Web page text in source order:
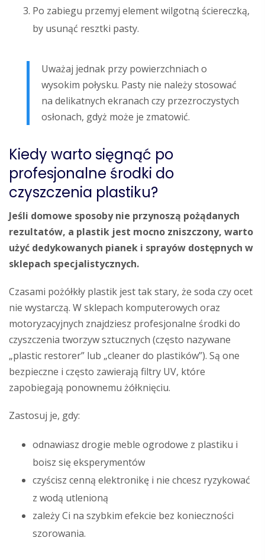
Po zabiegu przemyj element wilgotną ściereczką,
by usunąć resztki pasty.
Uważaj jednak przy powierzchniach o
wysokim połysku. Pasty nie należy stosować
na delikatnych ekranach czy przezroczystych
osłonach, gdyż może je zmatowić.
Kiedy warto sięgnąć po
profesjonalne środki do
czyszczenia plastiku?
Jeśli domowe sposoby nie przynoszą pożądanych
rezultatów, a plastik jest mocno zniszczony, warto
użyć dedykowanych pianek i sprayów dostępnych w
sklepach specjalistycznych.
Czasami pożółkły plastik jest tak stary, że soda czy ocet
nie wystarczą. W sklepach komputerowych oraz
motoryzacyjnych znajdziesz profesjonalne środki do
czyszczenia tworzyw sztucznych (często nazywane
„plastic restorer” lub „cleaner do plastików”). Są one
bezpieczne i często zawierają filtry UV, które
zapobiegają ponownemu żółknięciu.
Zastosuj je, gdy:
odnawiasz drogie meble ogrodowe z plastiku i
boisz się eksperymentów
czyścisz cenną elektronikę i nie chcesz ryzykować
z wodą utlenioną
zależy Ci na szybkim efekcie bez konieczności
szorowania.